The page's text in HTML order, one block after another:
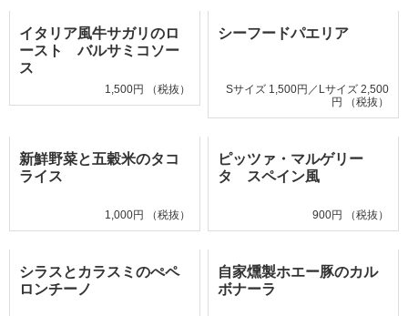
イタリア風牛サガリのロ
ースト バルサミコソー
ス
1,500円 （税抜）
シーフードパエリア
Sサイズ 1,500円／Lサイズ 2,500
円 （税抜）
新鮮野菜と五穀米のタコ
ライス
1,000円 （税抜）
ピッツァ・マルゲリー
タ スペイン風
900円 （税抜）
シラスとカラスミのぺペ
ロンチーノ
自家燻製ホエー豚のカル
ボナーラ